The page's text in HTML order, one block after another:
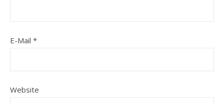
E-Mail *
Website